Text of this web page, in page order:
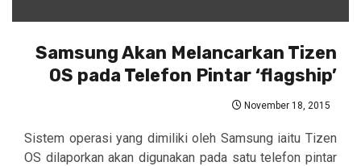
Samsung Akan Melancarkan Tizen
OS pada Telefon Pintar ‘flagship’
November 18, 2015
Sistem operasi yang dimiliki oleh Samsung iaitu Tizen
OS dilaporkan akan digunakan pada satu telefon pintar